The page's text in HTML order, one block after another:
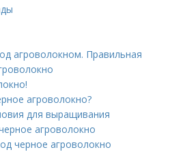
агроволокном. Правильная
агроволокно?
для выращивания
агроволокно
черное агроволокно